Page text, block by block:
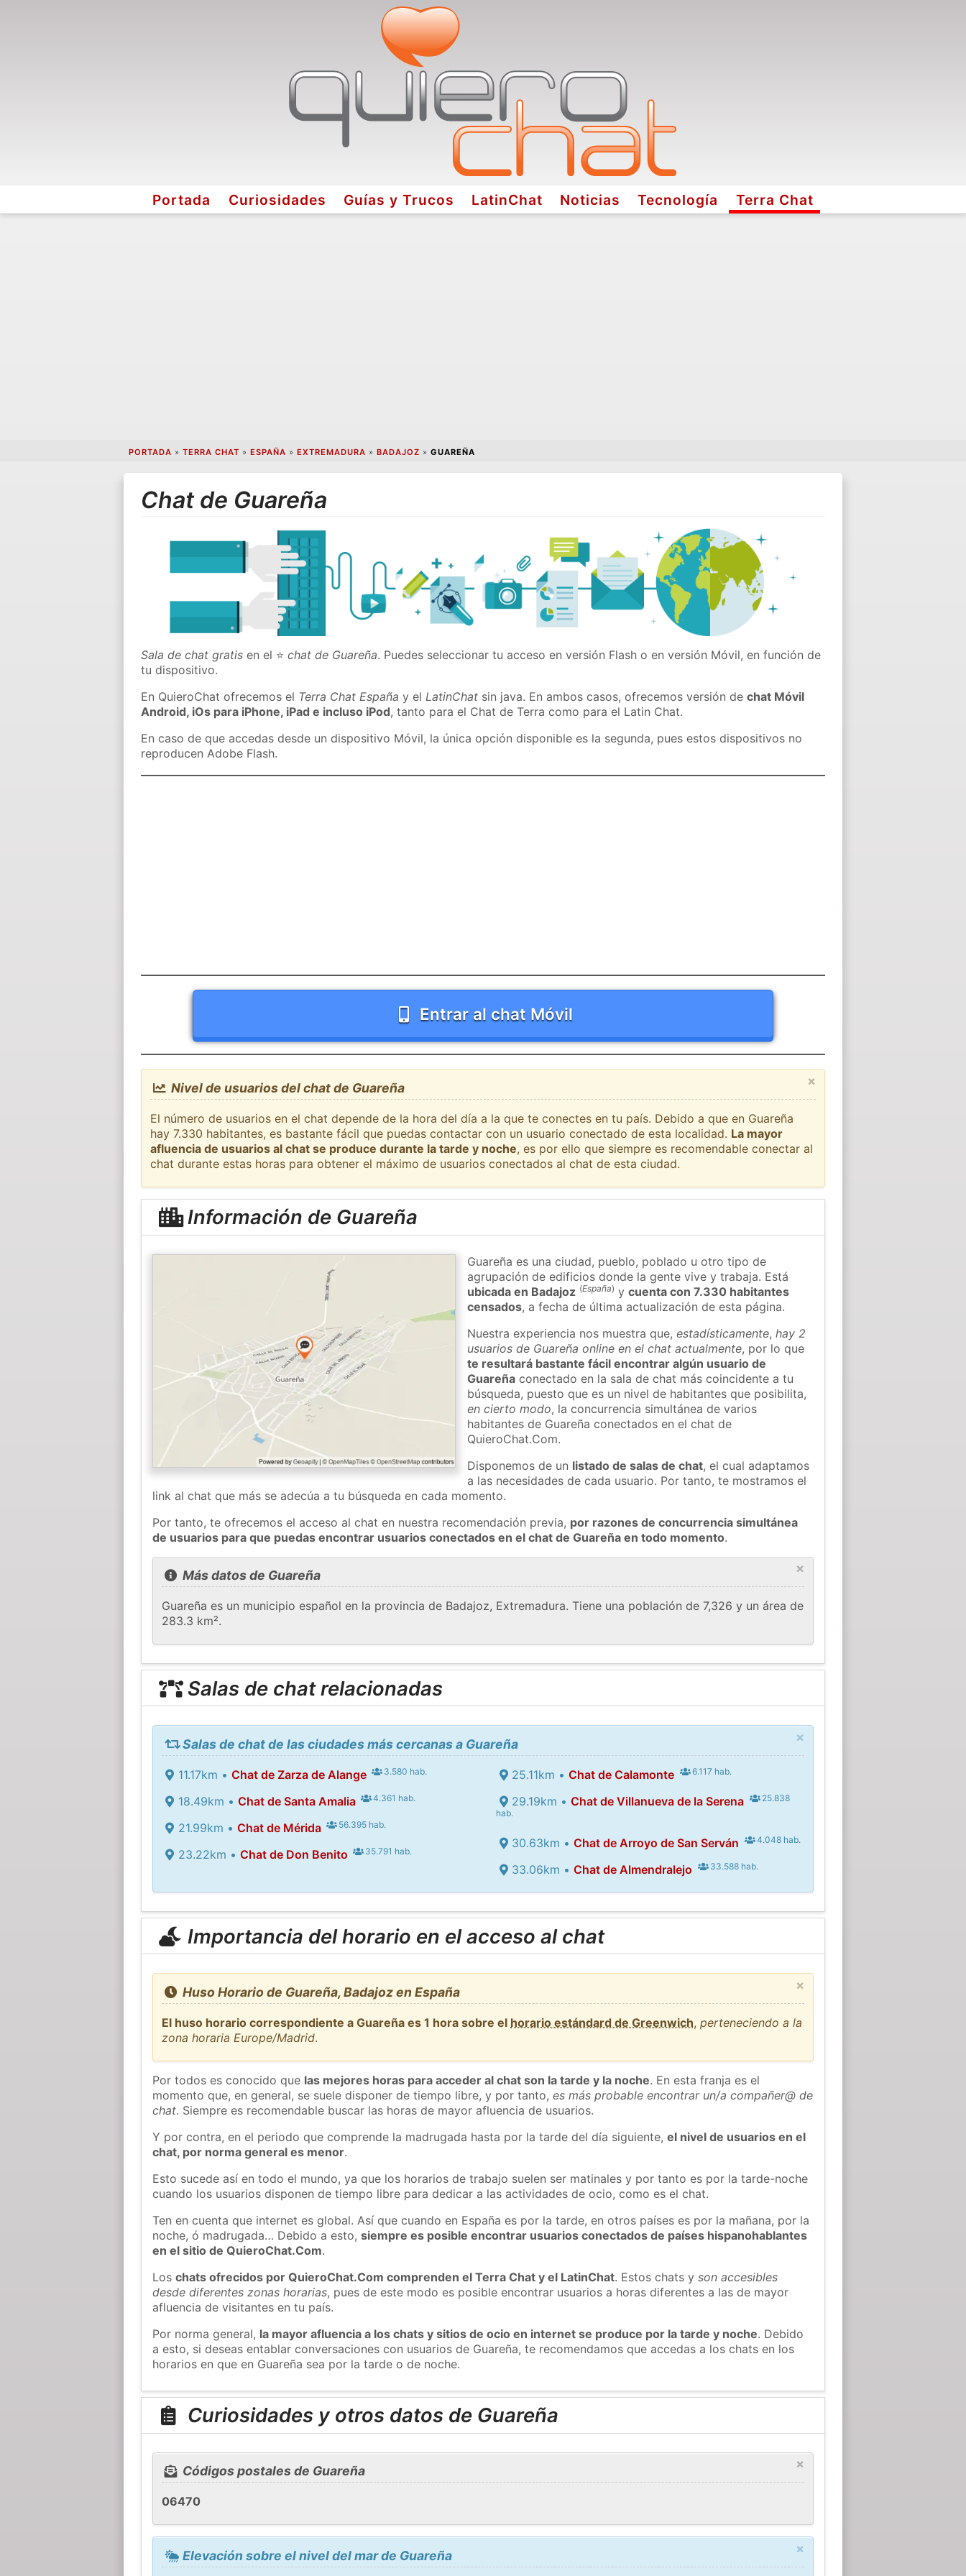
Portada Curiosidades Guías y Trucos LatinChat Noticias Tecnología Terra Chat
PORTADA » TERRA CHAT » ESPAÑA » EXTREMADURA » BADAJOZ » GUAREÑA
Chat de Guareña
Sala de chat gratis en el ⭐chat de Guareña. Puedes seleccionar tu acceso en versión Flash o en versión Móvil, en función de
tu dispositivo.
En QuieroChat ofrecemos el Terra Chat España y elLatinChat sin java. En ambos casos, ofrecemos versión dechat Móvil
Android, iOs para iPhone, iPad e incluso iPod, tanto para el Chat de Terra como para el Latin Chat.
En caso de que accedas desde un dispositivo Móvil, la única opción disponible es la segunda, pues estos dispositivos no
reproducen Adobe Flash.
Entrar al chat Móvil
×
Nivel de usuarios del chat de Guareña
El número de usuarios en el chat depende de la hora del día a la que te conectes en tu país. Debido a que en Guareña
hay 7.330 habitantes, es bastante fácil que puedas contactar con un usuario conectado de esta localidad. La mayor
afluencia de usuarios al chat se produce durante la tarde y noche, es por ello que siempre es recomendable conectar al
chat durante estas horas para obtener el máximo de usuarios conectados al chat de esta ciudad.
Información de Guareña
Guareña es una ciudad, pueblo, poblado u otro tipo de
agrupación de edificios donde la gente vive y trabaja. Está
ubicada en Badajoz (España) ycuenta con 7.330 habitantes
censados, a fecha de última actualización de esta página.
Nuestra experiencia nos muestra que,estadísticamente,hay 2
usuarios de Guareña online en el chat actualmente, por lo que
te resultará bastante fácil encontrar algún usuario de
Guareña conectado en la sala de chat más coincidente a tu
búsqueda, puesto que es un nivel de habitantes que posibilita,
en cierto modo, la concurrencia simultánea de varios
habitantes de Guareña conectados en el chat de
QuieroChat.Com.
Disponemos de un listado de salas de chat, el cual adaptamos
a las necesidades de cada usuario. Por tanto, te mostramos el
link al chat que más se adecúa a tu búsqueda en cada momento.
Por tanto, te ofrecemos el acceso al chat en nuestra recomendación previa, por razones de concurrencia simultánea
de usuarios para que puedas encontrar usuarios conectados en el chat de Guareña en todo momento.
×
Más datos de Guareña
Guareña es un municipio español en la provincia de Badajoz, Extremadura. Tiene una población de 7,326 y un área de
283.3 km².
Salas de chat relacionadas
×
Salas de chat de las ciudades más cercanas a Guareña
11.17km • Chat de Zarza de Alange 3.580 hab.
18.49km • Chat de Santa Amalia 4.361 hab.
21.99km • Chat de Mérida 56.395 hab.
23.22km • Chat de Don Benito 35.791 hab.
25.11km •Chat de Calamonte 6.117 hab.
29.19km •Chat de Villanueva de la Serena
25.838
hab.
30.63km •Chat de Arroyo de San Serván 4.048 hab.
33.06km •Chat de Almendralejo 33.588 hab.
Importancia del horario en el acceso al chat
×
Huso Horario de Guareña, Badajoz en España
El huso horario correspondiente a Guareña es 1 hora sobre el horario estándard de Greenwich,perteneciendo a la
zona horaria Europe/Madrid.
Por todos es conocido que las mejores horas para acceder al chat son la tarde y la noche. En esta franja es el
momento que, en general, se suele disponer de tiempo libre, y por tanto,es más probable encontrar un/a compañer@ de
chat. Siempre es recomendable buscar las horas de mayor afluencia de usuarios.
Y por contra, en el periodo que comprende la madrugada hasta por la tarde del día siguiente,el nivel de usuarios en el
chat, por norma general es menor.
Esto sucede así en todo el mundo, ya que los horarios de trabajo suelen ser matinales y por tanto es por la tarde-noche
cuando los usuarios disponen de tiempo libre para dedicar a las actividades de ocio, como es el chat.
Ten en cuenta que internet es global. Así que cuando en España es por la tarde, en otros países es por la mañana, por la
noche, ó madrugada… Debido a esto,siempre es posible encontrar usuarios conectados de países hispanohablantes
en el sitio de QuieroChat.Com.
Loschats ofrecidos por QuieroChat.Com comprenden el Terra Chat y el LatinChat. Estos chats yson accesibles
desde diferentes zonas horarias, pues de este modo es posible encontrar usuarios a horas diferentes a las de mayor
afluencia de visitantes en tu país.
Por norma general, la mayor afluencia a los chats y sitios de ocio en internet se produce por la tarde y noche. Debido
a esto, si deseas entablar conversaciones con usuarios de Guareña, te recomendamos que accedas a los chats en los
horarios en que en Guareña sea por la tarde o de noche.
Curiosidades y otros datos de Guareña
×
Códigos postales de Guareña
06470
×
Elevación sobre el nivel del mar de Guareña